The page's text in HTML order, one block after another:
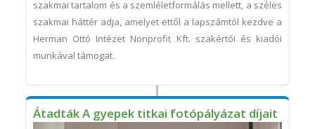
szakmai tartalom és a szemléletformálás mellett, a széles
szakmai háttér adja, amelyet ettől a lapszámtól kezdve a
Herman Ottó Intézet Nonprofit Kft. szakértői és kiadói
munkával támogat.
Átadták A gyepek titkai fotópályázat díjait